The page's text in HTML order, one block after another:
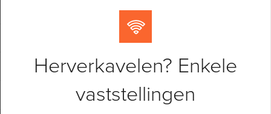
Herverkavelen? Enkele
vaststellingen